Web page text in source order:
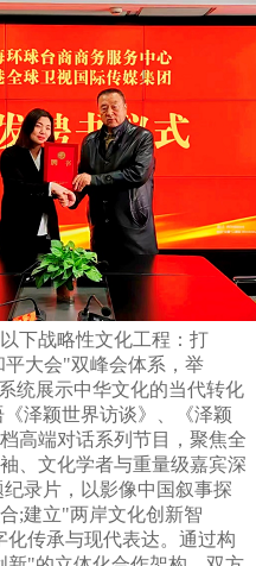
下战略性文化工程：打
大会"双峰会体系，举
统展示中华文化的当代转化
泽颖世界访谈》、《泽颖
高端对话系列节目，聚焦全
、文化学者与重量级嘉宾深
录片，以影像中国叙事探
;建立"两岸文化创新智
传承与现代表达。通过构